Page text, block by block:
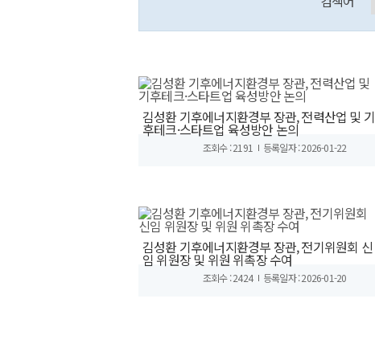
김성환 기후에너지환경부 장관, 전력산업 및 기
후테크·스타트업 육성방안 논의
조회수 : 2191 등록일자 : 2026-01-22
김성환 기후에너지환경부 장관, 전기위원회 신
임 위원장 및 위원 위촉장 수여
조회수 : 2424 등록일자 : 2026-01-20